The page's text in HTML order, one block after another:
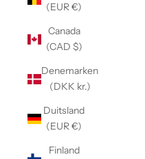
(EUR €)
Canada
(CAD $)
Denemarken
(DKK kr.)
Duitsland
(EUR €)
Finland